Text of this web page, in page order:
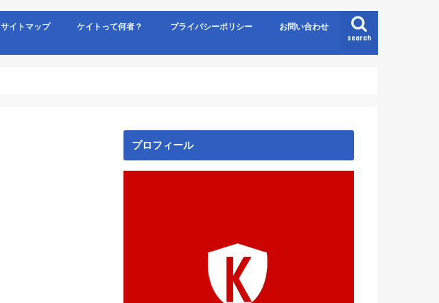
search
サイトマップ ケイトって何者？ プライバシーポリシー お問い合わせ
プロフィール